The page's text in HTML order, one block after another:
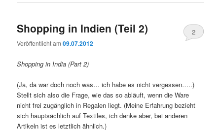
Shopping in Indien (Teil 2)
Veröffentlicht am09.07.2012
2
Shopping in India (Part 2)
(Ja, da war doch noch was… ich habe es nicht vergessen…..)
Stellt sich also die Frage, wie das so abläuft, wenn die Ware
nicht frei zugänglich in Regalen liegt. (Meine Erfahrung bezieht
sich hauptsächlich auf Textiles, ich denke aber, bei anderen
Artikeln ist es letztlich ähnlich.)